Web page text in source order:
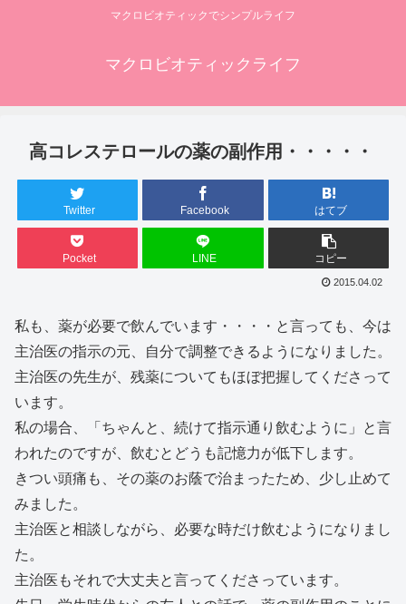
マクロビオティックでシンプルライフ
マクロビオティックライフ
高コレステロールの薬の副作用・・・・・
Twitter Facebook はてブ
Pocket LINE コピー
2015.04.02
私も、薬が必要で飲んでいます・・・・と言っても、今は
主治医の指示の元、自分で調整できるようになりました。
主治医の先生が、残薬についてもほぼ把握してくださって
います。
私の場合、「ちゃんと、続けて指示通り飲むように」と言
われたのですが、飲むとどうも記憶力が低下します。
きつい頭痛も、その薬のお蔭で治まったため、少し止めて
みました。
主治医と相談しながら、必要な時だけ飲むようになりまし
た。
主治医もそれで大丈夫と言ってくださっています。